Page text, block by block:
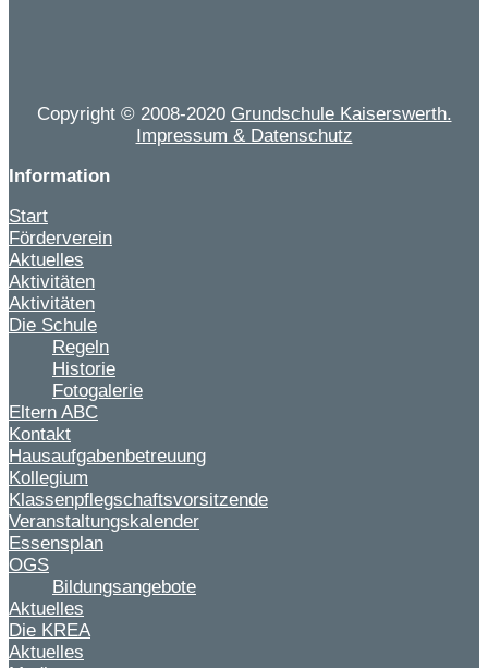
Copyright © 2008-2020 Grundschule Kaiserswerth.
Impressum & Datenschutz
Information
Start
Förderverein
Aktuelles
Aktivitäten
Aktivitäten
Die Schule
Regeln
Historie
Fotogalerie
Eltern ABC
Kontakt
Hausaufgabenbetreuung
Kollegium
Klassenpflegschaftsvorsitzende
Veranstaltungskalender
Essensplan
OGS
Bildungsangebote
Aktuelles
Die KREA
Aktuelles